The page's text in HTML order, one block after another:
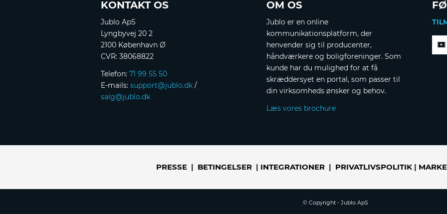
KONTAKT OS
Jublo ApS
Lyngbyvej 20 2
2100 København Ø
CVR: 38068822
Telefon: 71 99 55 50
E-mails: support@jublo.dk/
salg@jublo.dk
OM OS
Jublo er en online
kommunikationsplatform, der
henvender sig til producenter,
håndværkere og boligforeninger. Som
kunde har du mulighed for at få
skræddersyet en portal, som passer til
din virksomheds ønsker og behov.
Læs vores brochure
PRESSE | BETINGELSER | INTEGRATIONER | PRIVATLIVSPOLITIK |
© Copyright - Jublo ApS